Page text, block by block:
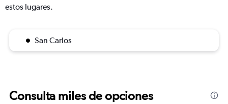
estos lugares.
San Carlos
Consulta miles de opciones